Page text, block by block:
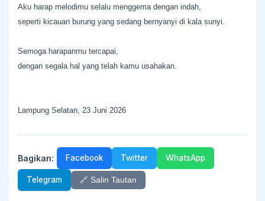
Aku harap melodimu selalu menggema dengan indah,
seperti kicauan burung yang sedang bernyanyi di kala sunyi.
Semoga harapanmu tercapai,
dengan segala hal yang telah kamu usahakan.
Lampung Selatan, 23 Juni 2026
Bagikan: Facebook Twitter WhatsApp
Telegram 🔗 Salin Tautan